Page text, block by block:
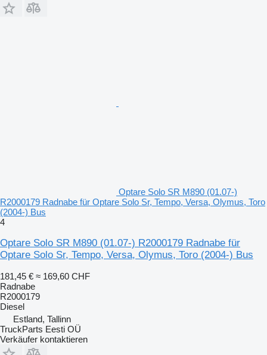
Optare Solo SR M890 (01.07-)
R2000179 Radnabe für Optare Solo Sr, Tempo, Versa, Olymus, Toro
(2004-) Bus
4
Optare Solo SR M890 (01.07-) R2000179 Radnabe für
Optare Solo Sr, Tempo, Versa, Olymus, Toro (2004-) Bus
181,45 € ≈ 169,60 CHF
Radnabe
R2000179
Diesel
Estland, Tallinn
TruckParts Eesti OÜ
Verkäufer kontaktieren